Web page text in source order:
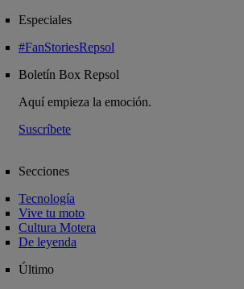
Especiales
#FanStoriesRepsol
Boletín Box Repsol
Aquí empieza la emoción.
Suscríbete
Secciones
Tecnología
Vive tu moto
Cultura Motera
De leyenda
Último